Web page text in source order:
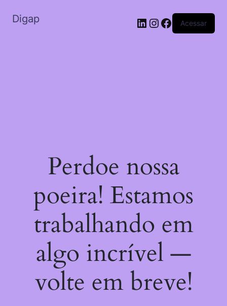
Digap Acessar
Perdoe nossa
poeira! Estamos
trabalhando em
algo incrível —
volte em breve!